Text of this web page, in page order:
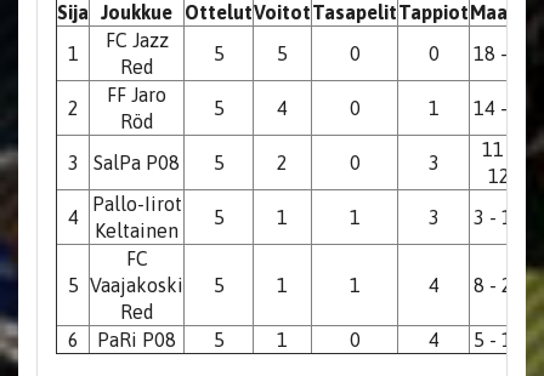
Sija Joukkue OttelutVoitotTasapelitTappiotMaalit
1
FC Jazz
Red
5 5 0 0 18 - 1
2
FF Jaro
Röd
5 4 0 1 14 - 4
3 SalPa P08 5 2 0 3
11 -
12
4
Pallo-Iirot
Keltainen
5 1 1 3 3 - 12
5
FC
Vaajakoski
Red
5 1 1 4 8 - 20
6 PaRi P08 5 1 0 4 5 - 10